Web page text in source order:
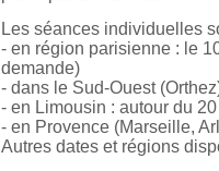
Les séances individuelles
- en région parisienne : le
demande)
- dans le Sud-Ouest
- en Limousin : autour du
- en Provence (Marseille,
Autres dates et régions